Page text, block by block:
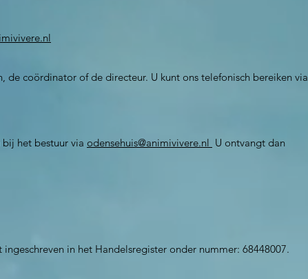
de coördinator of de directeur. U kunt ons telefonisch bereiken via
het bestuur via odensehuis@animivivere.nl U ontvangt dan
in het Handelsregister onder nummer: 68448007.